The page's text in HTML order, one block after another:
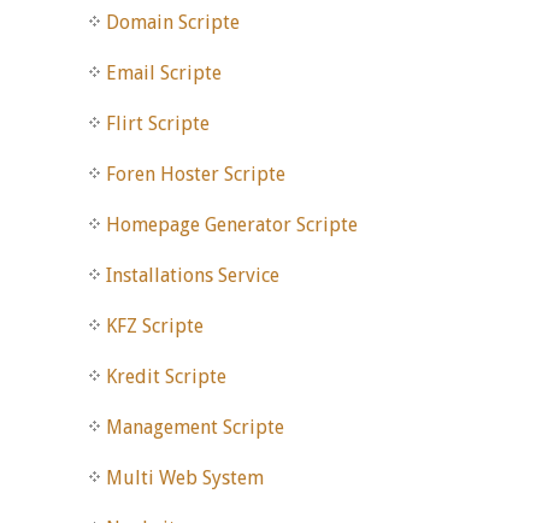
Domain Scripte
Email Scripte
Flirt Scripte
Foren Hoster Scripte
Homepage Generator Scripte
Installations Service
KFZ Scripte
Kredit Scripte
Management Scripte
Multi Web System